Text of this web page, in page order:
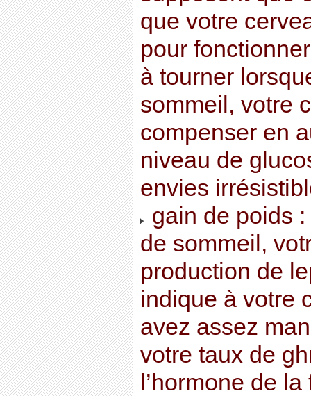
que votre
pour
à tourner
sommeil, votre
compenser en
niveau de
envies
gain de poids
de sommeil,
production de
indique à votre
avez assez
votre taux de
l’hormone de